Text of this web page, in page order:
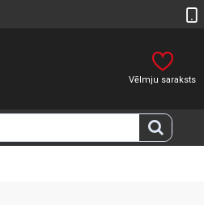
Vēlmju saraksts